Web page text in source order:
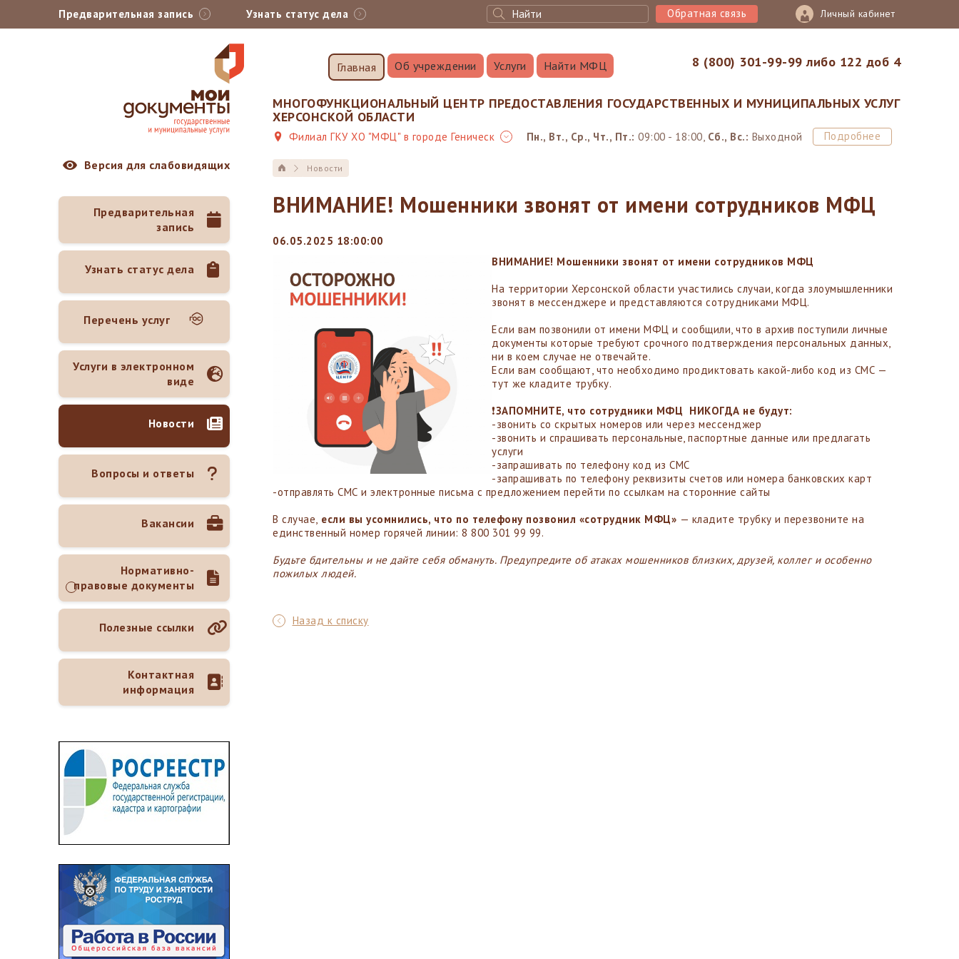
Предварительная запись Узнать статус дела Личный кабинет
8 (800) 301-99-99 либо 122 доб 4
Обратная связь
Главная Об учреждении Услуги Найти МФЦ
МНОГОФУНКЦИОНАЛЬНЫЙ ЦЕНТР ПРЕДОСТАВЛЕНИЯ ГОСУДАРСТВЕННЫХ И МУНИЦИПАЛЬНЫХ УСЛУГ
ХЕРСОНСКОЙ ОБЛАСТИ
Филиал ГКУ ХО "МФЦ" в городе Геническ Пн., Вт., Ср., Чт., Пт.: 09:00 - 18:00, Сб., Вс.: Выходной Подробнее
Версия для слабовидящих
Предварительная
запись
Узнать статус дела
Перечень услуг
Услуги в электронном
виде
Новости
Вопросы и ответы
Вакансии
Нормативно-
правовые документы
Полезные ссылки
Контактная
информация
Новости
ВНИМАНИЕ! Мошенники звонят от имени сотрудников МФЦ
06.05.2025 18:00:00
ВНИМАНИЕ! Мошенники звонят от имени сотрудников МФЦ
На территории Херсонской области участились случаи, когда злоумышленники
звонят в мессенджере и представляются сотрудниками МФЦ.
Если вам позвонили от имени МФЦ и сообщили, что в архив поступили личные
документы которые требуют срочного подтверждения персональных данных,
ни в коем случае не отвечайте.
Если вам сообщают, что необходимо продиктовать какой-либо код из СМС —
тут же кладите трубку.
❗️ЗАПОМНИТЕ, что сотрудники МФЦ НИКОГДА не будут:
-звонить со скрытых номеров или через мессенджер
-звонить и спрашивать персональные, паспортные данные или предлагать
услуги
-запрашивать по телефону код из СМС
-запрашивать по телефону реквизиты счетов или номера банковских карт
-отправлять СМС и электронные письма с предложением перейти по ссылкам на сторонние сайты
В случае, если вы усомнились, что по телефону позвонил «сотрудник МФЦ» — кладите трубку и перезвоните на
единственный номер горячей линии: 8 800 301 99 99.
Будьте бдительны и не дайте себя обмануть. Предупредите об атаках мошенников близких, друзей, коллег и особенно
пожилых людей.
Назад к списку